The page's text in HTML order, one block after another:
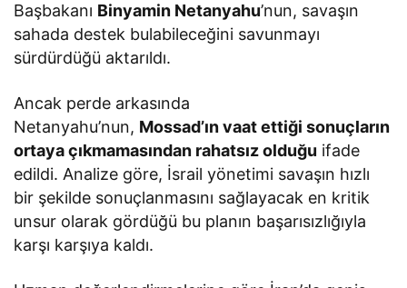
Başbakanı Binyamin Netanyahu’nun, savaşın
sahada destek bulabileceğini savunmayı
sürdürdüğü aktarıldı.
Ancak perde arkasında
Netanyahu’nun, Mossad’ın vaat ettiği sonuçların
ortaya çıkmamasından rahatsız olduğu ifade
edildi. Analize göre, İsrail yönetimi savaşın hızlı
bir şekilde sonuçlanmasını sağlayacak en kritik
unsur olarak gördüğü bu planın başarısızlığıyla
karşı karşıya kaldı.